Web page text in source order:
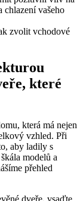
chlazení vašeho
které
která má nejen
vzhled. Při
aby ladily s
modelů a
přehled
dveře, vsaďte